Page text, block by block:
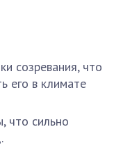
созревания, что
его в климате
что сильно